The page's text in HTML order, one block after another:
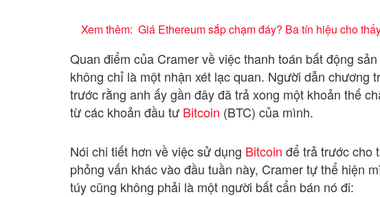
Xem thêm: Giá Ethereum sắp chạm đáy? Ba tín hiệu cho
Quan điểm của Cramer về việc thanh toán bất động
không chỉ là một nhận xét lạc quan. Người dẫn chương
trước rằng anh ấy gần đây đã trả xong một khoản thế
từ các khoản đầu tư Bitcoin (BTC) của mình.
Nói chi tiết hơn về việc sử dụng Bitcoin để trả trước cho
phỏng vấn khác vào đầu tuần này, Cramer tự thể hiện
túy cũng không phải là một người bất cẩn bán nó đi: